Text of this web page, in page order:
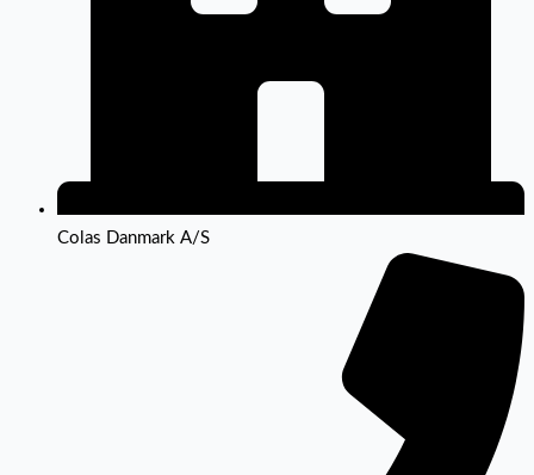
Colas Danmark A/S